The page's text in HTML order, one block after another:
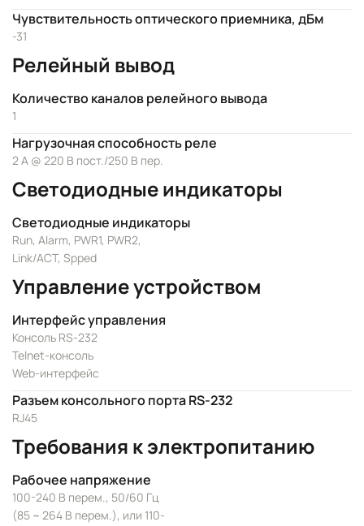
Чувствительность оптического приемника, дБм
-31
Релейный вывод
Количество каналов релейного вывода
1
Нагрузочная способность реле
2 А @ 220 В пост./250 В пер.
Светодиодные индикаторы
Светодиодные индикаторы
Run, Alarm, PWR1, PWR2,
Link/ACT, Spped
Управление устройством
Интерфейс управления
Консоль RS-232
Telnet-консоль
Web-интерфейс
Разъем консольного порта RS-232
RJ45
Требования к электропитанию
Рабочее напряжение
100-240 В перем., 50/60 Гц
(85 ~ 264 В перем.), или 110-